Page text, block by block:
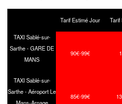
Tarif Estimé Jour Tarif
TAXI Sablé-sur-
Sarthe - GARE DE
MANS
90€-99€
TAXI Sablé-sur-
Sarthe - Aéroport Le
85€-99€